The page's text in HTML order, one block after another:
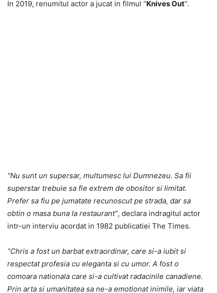
In 2019, renumitul actor a jucat in filmul “Knives Out“.
“Nu sunt un supersar, multumesc lui Dumnezeu. Sa fii
superstar trebuie sa fie extrem de obositor si limitat.
Prefer sa fiu pe jumatate recunoscut pe strada, dar sa
obtin o masa buna la restaurant”, declara indragitul actor
intr-un interviu acordat in 1982 publicatiei The Times.
“Chris a fost un barbat extraordinar, care si-a iubit si
respectat profesia cu eleganta si cu umor. A fost o
comoara nationala care si-a cultivat radacinile canadiene.
Prin arta si umanitatea sa ne-a emotionat inimile, iar viata